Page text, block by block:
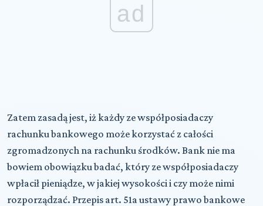
ad
Zatem zasadą jest, iż każdy ze współposiadaczy
rachunku bankowego może korzystać z całości
zgromadzonych na rachunku środków. Bank nie ma
bowiem obowiązku badać, który ze współposiadaczy
wpłacił pieniądze, w jakiej wysokości i czy może nimi
rozporządzać. Przepis art. 51a ustawy prawo bankowe